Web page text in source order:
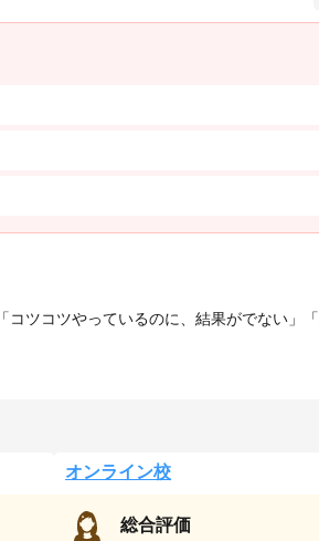
ツコツやっているのに、結果がでない」
オンライン校
総合評価